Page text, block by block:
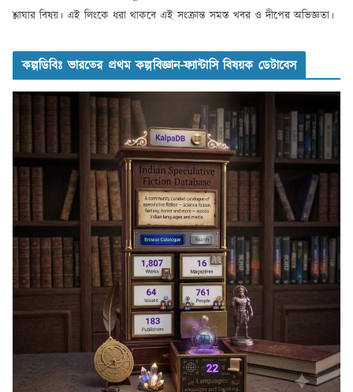
শ্লাঘার বিষয়। এই লিংকে ধরা থাকবে এই সংক্রান্ত সমস্ত খবর ও দীপের অভিজ্ঞতা।
কল্পডিবিঃ ভারতের প্রথম কল্পবিজ্ঞান-ফ্যান্টাসি বিষয়ক ডেটাবেস